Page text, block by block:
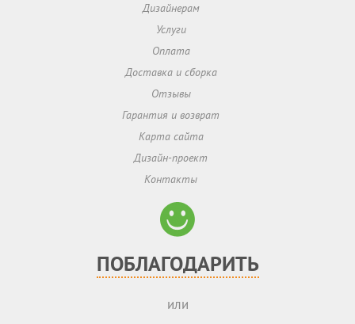
Дизайнерам
Услуги
Оплата
Доставка и сборка
Отзывы
Гарантия и возврат
Карта сайта
Дизайн-проект
Контакты
ПОБЛАГОДАРИТЬ
или